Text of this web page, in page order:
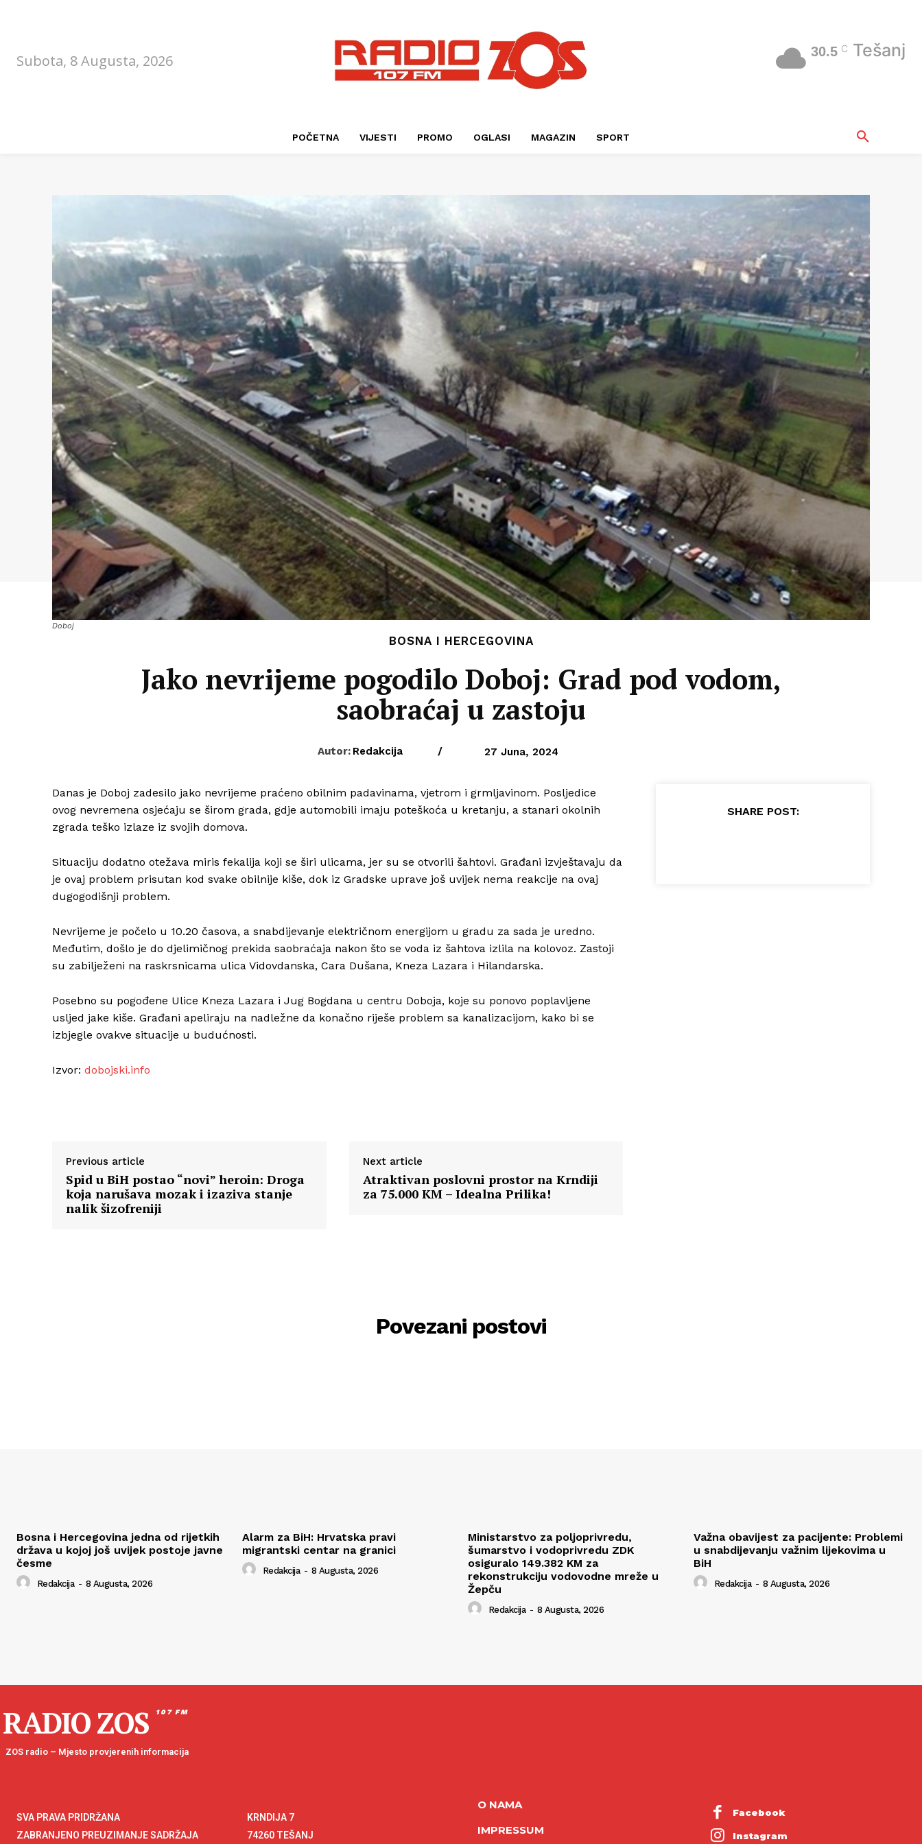
Subota, 8 Augusta, 2026
30.5 C Tešanj
POČETNA VIJESTI PROMO OGLASI MAGAZIN SPORT
Doboj
BOSNA I HERCEGOVINA
Jako nevrijeme pogodilo Doboj: Grad pod vodom,
saobraćaj u zastoju
Autor: Redakcija / 27 Juna, 2024
Danas je Doboj zadesilo jako nevrijeme praćeno obilnim padavinama, vjetrom i grmljavinom. Posljedice
ovog nevremena osjećaju se širom grada, gdje automobili imaju poteškoća u kretanju, a stanari okolnih
zgrada teško izlaze iz svojih domova.
Situaciju dodatno otežava miris fekalija koji se širi ulicama, jer su se otvorili šahtovi. Građani izvještavaju da
je ovaj problem prisutan kod svake obilnije kiše, dok iz Gradske uprave još uvijek nema reakcije na ovaj
dugogodišnji problem.
Nevrijeme je počelo u 10.20 časova, a snabdijevanje električnom energijom u gradu za sada je uredno.
Međutim, došlo je do djelimičnog prekida saobraćaja nakon što se voda iz šahtova izlila na kolovoz. Zastoji
su zabilježeni na raskrsnicama ulica Vidovdanska, Cara Dušana, Kneza Lazara i Hilandarska.
Posebno su pogođene Ulice Kneza Lazara i Jug Bogdana u centru Doboja, koje su ponovo poplavljene
usljed jake kiše. Građani apeliraju na nadležne da konačno riješe problem sa kanalizacijom, kako bi se
izbjegle ovakve situacije u budućnosti.
Izvor: dobojski.info
Previous article
Spid u BiH postao “novi” heroin: Droga
koja narušava mozak i izaziva stanje
nalik šizofreniji
Next article
Atraktivan poslovni prostor na Krndiji
za 75.000 KM – Idealna Prilika!
SHARE POST:
Povezani postovi
Bosna i Hercegovina jedna od rijetkih
država u kojoj još uvijek postoje javne
česme
Redakcija - 8 Augusta, 2026
Alarm za BiH: Hrvatska pravi
migrantski centar na granici
Redakcija - 8 Augusta, 2026
Ministarstvo za poljoprivredu,
šumarstvo i vodoprivredu ZDK
osiguralo 149.382 KM za
rekonstrukciju vodovodne mreže u
Žepču
Redakcija - 8 Augusta, 2026
Važna obavijest za pacijente: Problemi
u snabdijevanju važnim lijekovima u
BiH
Redakcija - 8 Augusta, 2026
RADIO ZOS 107 FM
ZOS radio – Mjesto provjerenih informacija
SVA PRAVA PRIDRŽANA
ZABRANJENO PREUZIMANJE SADRŽAJA
KRNDIJA 7
74260 TEŠANJ
O NAMA
IMPRESSUM
Facebook
Instagram